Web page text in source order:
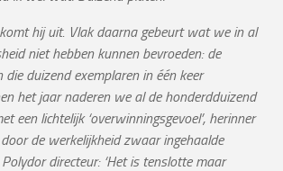
hij uit. Vlak daarna gebeurt wat we in al
niet hebben kunnen bevroeden: de
die duizend exemplaren in één keer
het jaar naderen we al de honderdduizend
een lichtelijk ‘overwinningsgevoel’, herinner
de werkelijkheid zwaar ingehaalde
directeur: ‘Het is tenslotte maar